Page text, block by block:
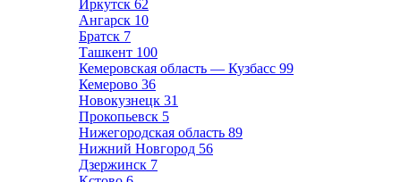
Иркутск 62
Ангарск 10
Братск 7
Ташкент 100
Кемеровская область — Кузбасс 99
Кемерово 36
Новокузнецк 31
Прокопьевск 5
Нижегородская область 89
Нижний Новгород 56
Дзержинск 7